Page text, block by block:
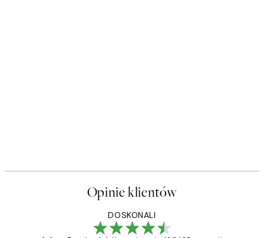
Opinie klientów
DOSKONALI